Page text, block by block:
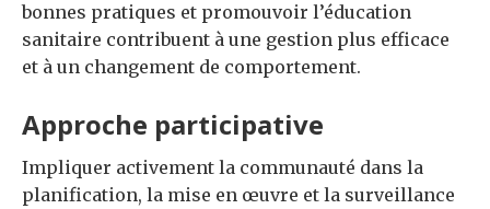
bonnes pratiques et promouvoir l’éducation
sanitaire contribuent à une gestion plus efficace
et à un changement de comportement.
Approche participative
Impliquer activement la communauté dans la
planification, la mise en œuvre et la surveillance